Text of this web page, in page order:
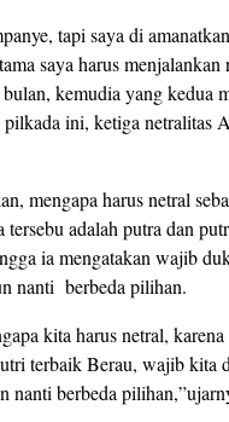
tapi saya di
saya harus menjalankan
kemudia yang kedua
ini, ketiga netralitas
mengapa harus netral
tersebu adalah putra dan
ia mengatakan wajib
nanti berbeda pilihan.
kita harus netral,
terbaik Berau, wajib kita
nanti berbeda